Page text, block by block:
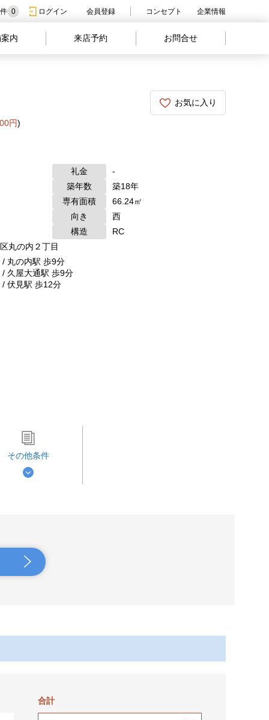
0 ログイン 会員登録 コンセプト 企業情報
内 来店予約 お問合せ
お気に入り
円)
礼金
-
築年数
築18年
専有面積
66.24㎡
向き
西
構造
RC
丸の内２丁目
丸の内駅 歩9分
久屋大通駅 歩9分
伏見駅 歩12分
その他条件
合計